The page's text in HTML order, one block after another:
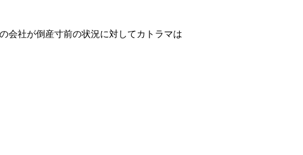
会社が倒産寸前の状況に対してカトラマは